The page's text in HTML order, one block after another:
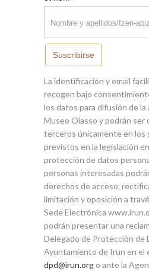
Suscribirse
La identificación y email
recogen bajo
los datos para difusión de la
Museo Oiasso y podrán ser
terceros únicamente en los
previstos en la legislación
protección de datos
personas interesadas
derechos de acceso,
limitación y oposición a
Sede Electrónica
podrán presentar una
Delegado de Protección de
Ayuntamiento de Irun en el
dpd@irun.org o ante la